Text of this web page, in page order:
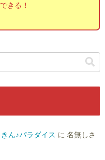
きる！
ん♪パラダイス に 名無しさ